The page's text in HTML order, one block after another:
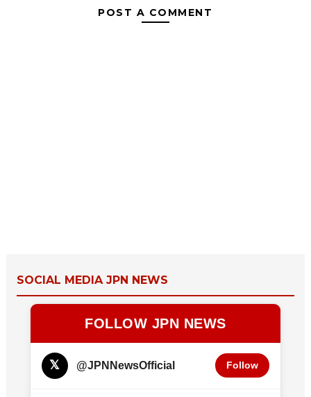
POST A COMMENT
SOCIAL MEDIA JPN NEWS
FOLLOW JPN NEWS
𝕏 @JPNNewsOfficial Follow